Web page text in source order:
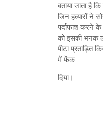
बताया जाता है
जिन हत्यारों ने
पर्दाफाश करने
को इसकी भनक
पीटा प्रताड़ित
में फेंक
दिया।